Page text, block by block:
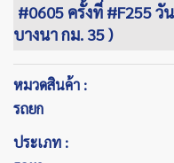
#0605 ครั้งที่ #F255
บางนา กม. 35 )
หมวดสินค้า :
รถยก
ประเภท :